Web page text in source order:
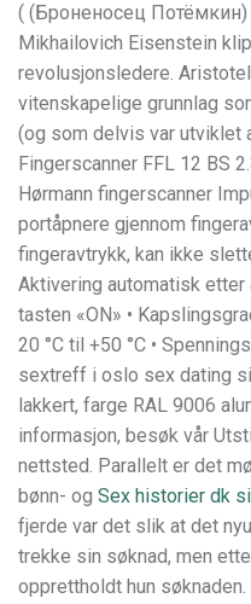
( (Броненосец Потёмкин)
Mikhailovich Eisenstein
revolusjonsledere.
vitenskapelige grunnlag
(og som delvis var utviklet
Fingerscanner FFL 12 BS
Hørmann fingerscanner
portåpnere gjennom
fingeravtrykk, kan ikke
Aktivering automatisk
tasten «ON» •
20 °C til +50 °C •
sextreff i oslo sex dating
lakkert, farge RAL 9006
informasjon, besøk vår
nettsted. Parallelt er det
bønn- og Sex historier dk
fjerde var det slik at det
trekke sin søknad, men
opprettholdt hun